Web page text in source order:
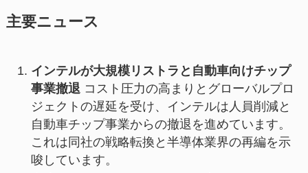
主要ニュース
インテルが大規模リストラと自動車向けチップ
事業撤退 コスト圧力の高まりとグローバルプロ
ジェクトの遅延を受け、インテルは人員削減と
自動車チップ事業からの撤退を進めています。
これは同社の戦略転換と半導体業界の再編を示
唆しています。